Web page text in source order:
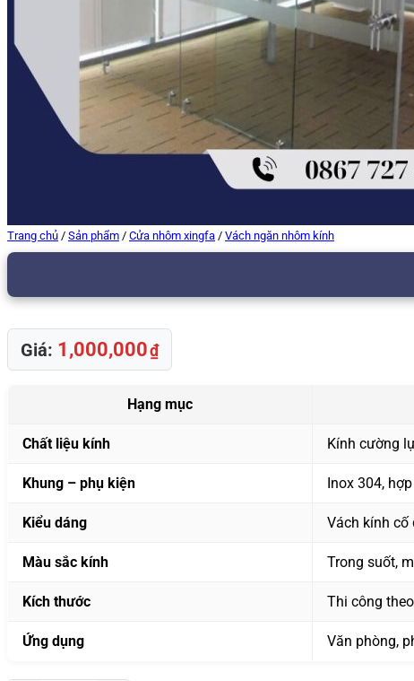
Trang chủ / Sản phẩm / Cửa nhôm xingfa / Vách ngăn nhôm kính
Giá: 1,000,000₫
Hạng mục
Chất liệu kính Kính cường
Khung – phụ kiện Inox 304,
Kiểu dáng Vách kính
Màu sắc kính Trong suốt,
Kích thước Thi công
Ứng dụng Văn phòng,